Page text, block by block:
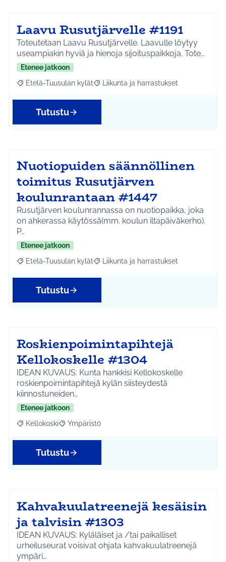
Laavu Rusutjärvelle #1191
Toteutetaan Laavu Rusutjärvelle. Laavulle löytyy
useampiakin hyviä ja hienoja sijoituspaikkoja. Tote…
Etenee jatkoon
Rajaa tulokset aihepiirin mukaan: Etelä-Tuusulan kylät
Etelä-Tuusulan kylät Rajaa tulokset teeman mukaan:
Liikunta ja harrastukset
Tutustu
Nuotiopuiden säännöllinen
toimitus Rusutjärven
koulunrantaan #1447
Rusutjärven koulunrannassa on nuotiopaikka, joka
on ahkerassa käytössä(mm. koulun iltapäiväkerho).
P…
Etenee jatkoon
Rajaa tulokset aihepiirin mukaan: Etelä-Tuusulan kylät
Etelä-Tuusulan kylät Rajaa tulokset teeman mukaan:
Liikunta ja harrastukset
Tutustu
Roskienpoimintapihtejä
Kellokoskelle #1304
IDEAN KUVAUS: Kunta hankkisi Kellokoskelle
roskienpoimintapihtejä kylän siisteydestä
kiinnostuneiden…
Etenee jatkoon
Rajaa tulokset aihepiirin mukaan: Kellokoski
Kellokoski Rajaa tulokset teeman mukaan: Ympäristö
Ympäristö
Tutustu
Kahvakuulatreenejä kesäisin
ja talvisin #1303
IDEAN KUVAUS: Kyläläiset ja /tai paikalliset
urheiluseurat voisivat ohjata kahvakuulatreenejä
ympäri…